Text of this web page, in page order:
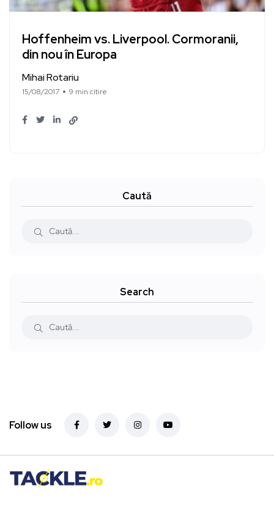
Hoffenheim vs. Liverpool. Cormoranii,
din nou în Europa
Mihai Rotariu
15/08/2017 9 min citire
Caută
Search
Follow us